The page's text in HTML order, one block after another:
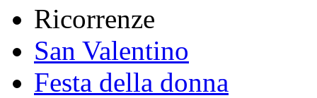
Ricorrenze
San Valentino
Festa della donna